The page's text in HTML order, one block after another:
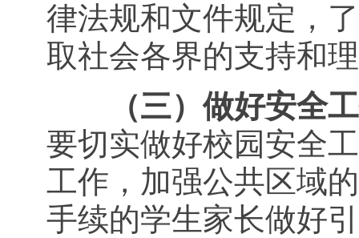
律法规和文件规定，
取社会各界的支持和
（三）做好安全
要切实做好校园安全
工作，加强公共区域
手续的学生家长做好